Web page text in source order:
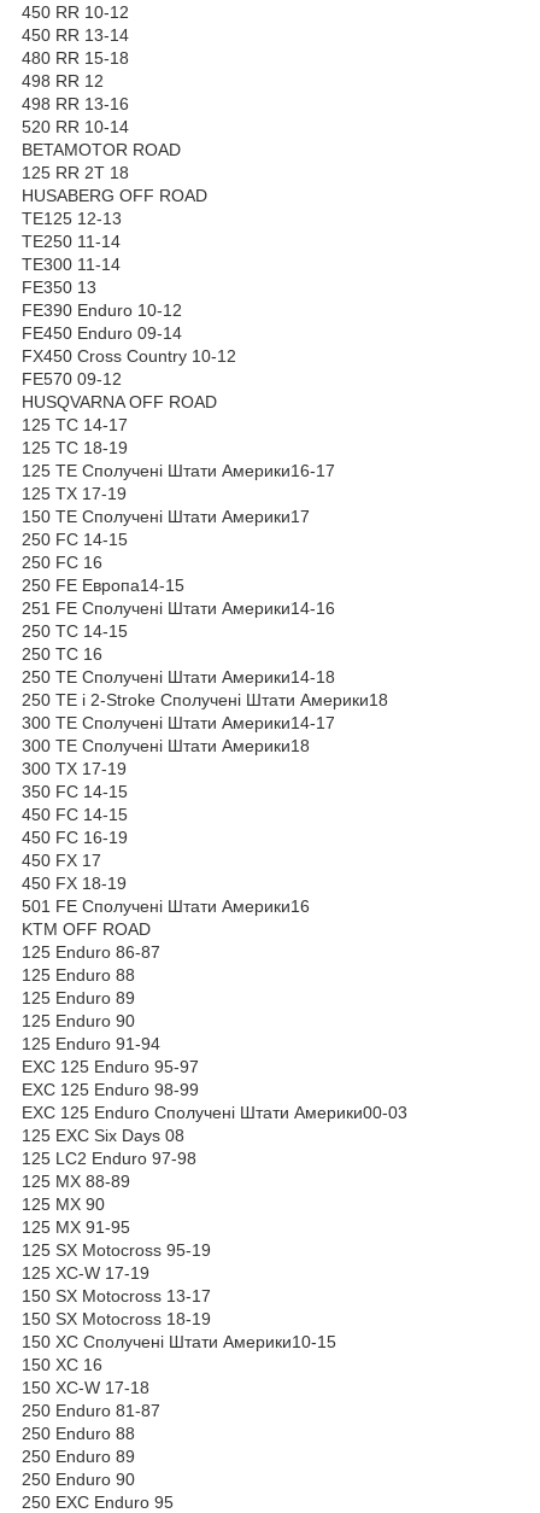
450 RR 10-12
450 RR 13-14
480 RR 15-18
498 RR 12
498 RR 13-16
520 RR 10-14
BETAMOTOR ROAD
125 RR 2T 18
HUSABERG OFF ROAD
TE125 12-13
TE250 11-14
TE300 11-14
FE350 13
FE390 Enduro 10-12
FE450 Enduro 09-14
FX450 Cross Country 10-12
FE570 09-12
HUSQVARNA OFF ROAD
125 TC 14-17
125 TC 18-19
125 TE Сполучені Штати Америки16-17
125 TX 17-19
150 TE Сполучені Штати Америки17
250 FC 14-15
250 FC 16
250 FE Европа14-15
251 FE Сполучені Штати Америки14-16
250 TC 14-15
250 TC 16
250 TE Сполучені Штати Америки14-18
250 TE i 2-Stroke Сполучені Штати Америки18
300 TE Сполучені Штати Америки14-17
300 TE Сполучені Штати Америки18
300 TX 17-19
350 FC 14-15
450 FC 14-15
450 FC 16-19
450 FX 17
450 FX 18-19
501 FE Сполучені Штати Америки16
KTM OFF ROAD
125 Enduro 86-87
125 Enduro 88
125 Enduro 89
125 Enduro 90
125 Enduro 91-94
EXC 125 Enduro 95-97
EXC 125 Enduro 98-99
EXC 125 Enduro Сполучені Штати Америки00-03
125 EXC Six Days 08
125 LC2 Enduro 97-98
125 MX 88-89
125 MX 90
125 MX 91-95
125 SX Motocross 95-19
125 XC-W 17-19
150 SX Motocross 13-17
150 SX Motocross 18-19
150 XC Сполучені Штати Америки10-15
150 XC 16
150 XC-W 17-18
250 Enduro 81-87
250 Enduro 88
250 Enduro 89
250 Enduro 90
250 EXC Enduro 95